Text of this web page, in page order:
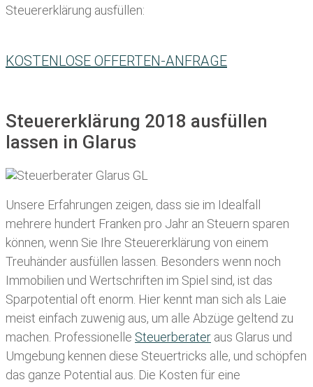
Steuererklärung ausfüllen:
KOSTENLOSE OFFERTEN-ANFRAGE
Steuererklärung 2018 ausfüllen
lassen in Glarus
Unsere Erfahrungen zeigen, dass sie im Idealfall
mehrere hundert Franken pro Jahr an Steuern sparen
können, wenn Sie Ihre Steuererklärung von einem
Treuhänder ausfüllen lassen . Besonders wenn noch
Immobilien und Wertschriften im Spiel sind, ist das
Sparpotential oft enorm. Hier kennt man sich als Laie
meist einfach zuwenig aus, um alle Abzüge geltend zu
machen. Professionelle Steuerberater aus Glarus und
Umgebung kennen diese Steuertricks alle, und schöpfen
das ganze Potential aus. Die Kosten für eine